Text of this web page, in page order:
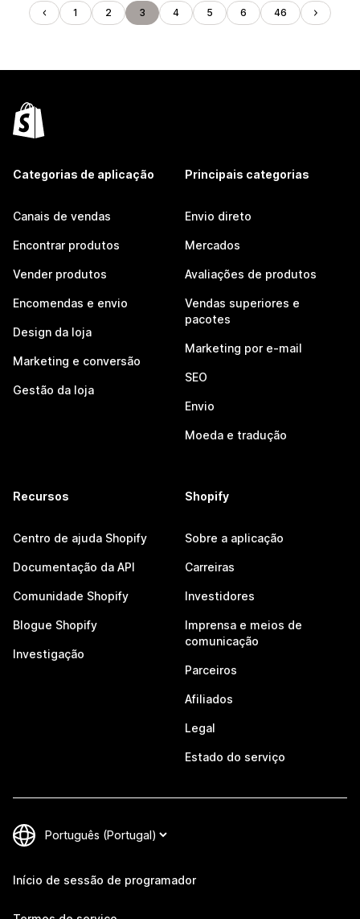
1 2 3 4 5 6 46
Categorias de aplicação
Canais de vendas
Encontrar produtos
Vender produtos
Encomendas e envio
Design da loja
Marketing e conversão
Gestão da loja
Principais categorias
Envio direto
Mercados
Avaliações de produtos
Vendas superiores e
pacotes
Marketing por e-mail
SEO
Envio
Moeda e tradução
Recursos
Centro de ajuda Shopify
Documentação da API
Comunidade Shopify
Blogue Shopify
Investigação
Shopify
Sobre a aplicação
Carreiras
Investidores
Imprensa e meios de
comunicação
Parceiros
Afiliados
Legal
Estado do serviço
Início de sessão de programador